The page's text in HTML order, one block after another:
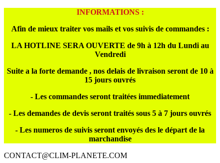
INFORMATIONS :
Afin de mieux traiter vos mails et vos suivis de commandes :
LA HOTLINE SERA OUVERTE de 9h à 12h du Lundi au
Vendredi
Suite a la forte demande , nos delais de livraison seront de 10 à
15 jours ouvrés
- Les commandes seront traitées immediatement
- Les demandes de devis seront traités sous 5 à 7 jours ouvrés
- Les numeros de suivis seront envoyés des le départ de la
marchandise
CONTACT@CLIM-PLANETE.COM